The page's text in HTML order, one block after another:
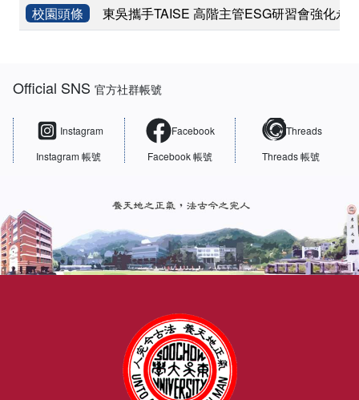
校園頭條
東吳攜手TAISE 高階主管ESG研習會強化永
Official SNS官方社群帳號
Instagram
Instagram 帳號
Facebook
Facebook 帳號
Threads
Threads 帳號